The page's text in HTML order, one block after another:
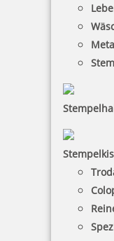
Pocket Printy 9511
Jetzt gestalten